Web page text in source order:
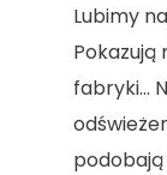
Lubimy
Pokazują
fabryki...
podobają